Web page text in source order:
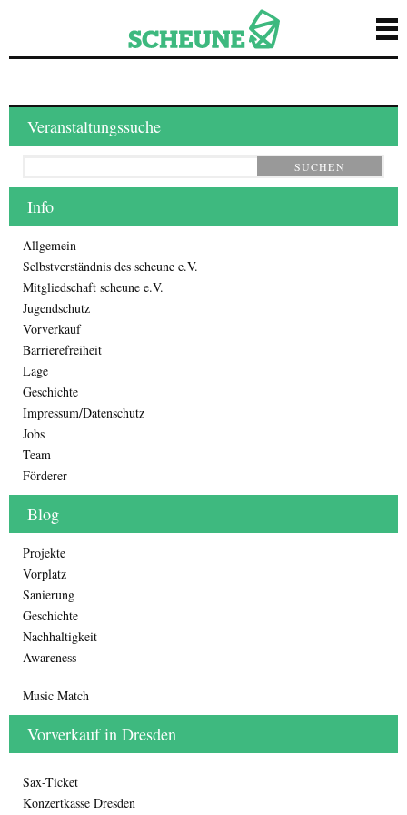
Veranstaltungssuche
SUCHEN
Info
Allgemein
Selbstverständnis des scheune e.V.
Mitgliedschaft scheune e.V.
Jugendschutz
Vorverkauf
Barrierefreiheit
Lage
Geschichte
Impressum/Datenschutz
Jobs
Team
Förderer
Blog
Projekte
Vorplatz
Sanierung
Geschichte
Nachhaltigkeit
Awareness
Music Match
Vorverkauf in Dresden
Sax-Ticket
Konzertkasse Dresden